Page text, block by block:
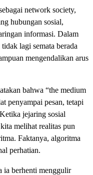
network society,
hubungan sosial,
informasi. Dalam
lagi semata berada
mengendalikan arus
bahwa “the medium
penyampai pesan, tetapi
jejaring sosial
melihat realitas pun
Faktanya, algoritma
perhatian.
ia berhenti menggulir